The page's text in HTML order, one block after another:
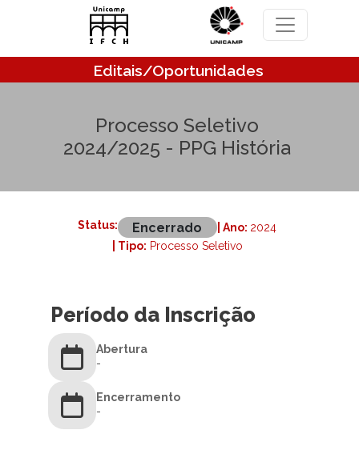
Pular para o conteúdo principal
Editais/Oportunidades
Processo Seletivo
2024/2025 - PPG História
Status: Encerrado | Ano: 2024
| Tipo: Processo Seletivo
Período da Inscrição
Abertura
-
Encerramento
-